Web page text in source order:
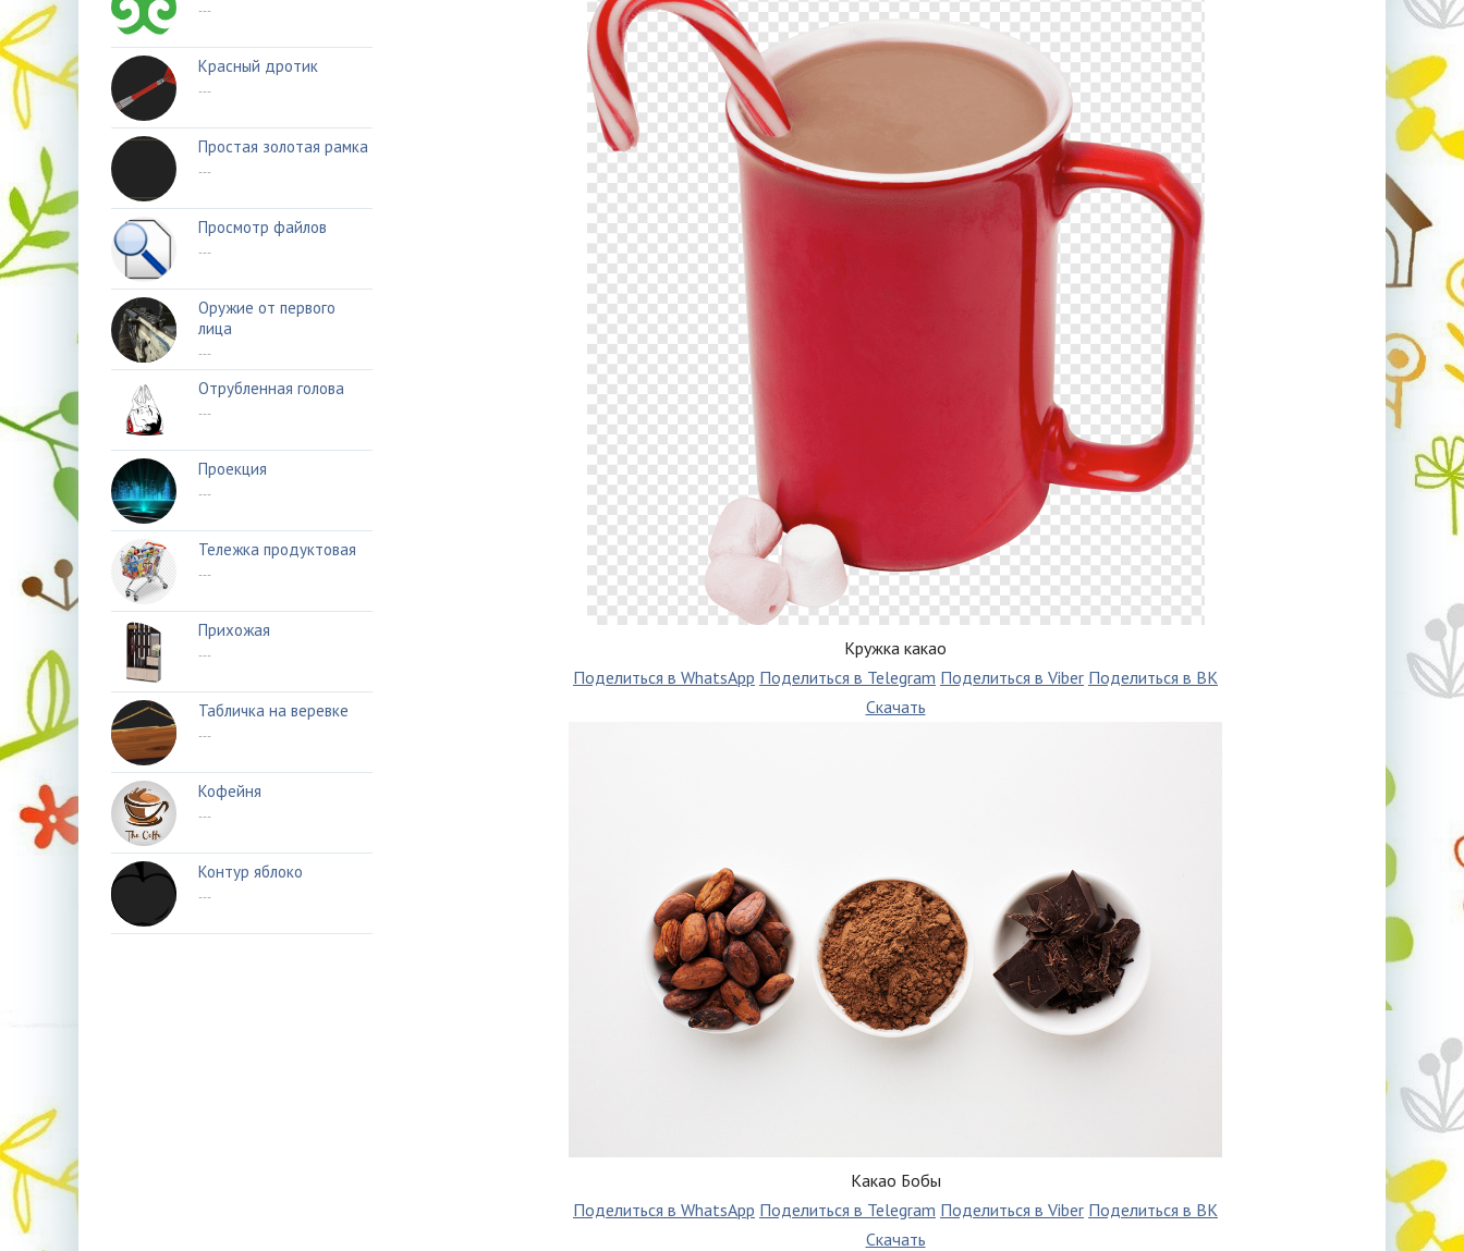
Кружка какао
Поделиться в WhatsApp Поделиться в Telegram Поделиться в Viber Поделиться в ВК
Скачать
Какао Бобы
Поделиться в WhatsApp Поделиться в Telegram Поделиться в Viber Поделиться в ВК
Скачать
---
Красный дротик
---
Простая золотая рамка
---
Просмотр файлов
---
Оружие от первого
лица
---
Отрубленная голова
---
Проекция
---
Тележка продуктовая
---
Прихожая
---
Табличка на веревке
---
Кофейня
---
Контур яблоко
---